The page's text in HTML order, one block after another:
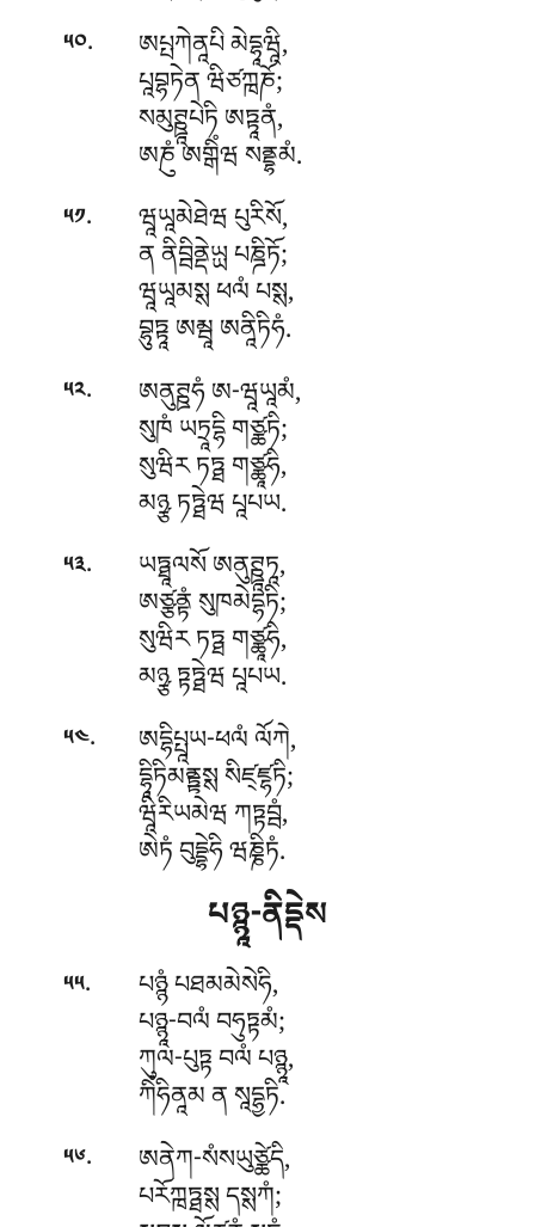
༥༠. ཨཔྤཀེནཱཔིམེདྷཱཝཱི,
པཱབྷཏེན ཝིཙཀྑཎོ;
སམུཊྛཱཔེཏི ཨཏྟཱནཾ,
ཨཎུཾ ཨགྒིཾཝ སནྡྷམཾ.
༥༡. ཝཱཡཱམེཐེཝཔུརིསོ,
ན ནིབྦིནྡེཡྻ པཎྜིཏོ;
ཝཱཡཱམསྶ ཕལཾ པསྶ,
བྷུཏྟཱ ཨམྦཱ ཨནཱིཏིཧཾ.
༥༢. ཨནུཊྛཧཾཨ-ཝཱཡཱམཾ,
སུཁཾ ཡཏྲཱདྷི གཙྪཏི;
སུཝིར ཏཏྠ གཙྪཱཧི,
མཉྩ ཏཏྠེཝ པཱཔཡ.
༥༣. ཡཏྠཱལསོཨནུཊྛཱཏཱ,
ཨཙྩནྟཾ སུཁམེདྷཏི;
སུཝིར ཏཏྠ གཙྪཱཧི,
མཉྩ ཏྟཏྠེཝ པཱཔཡ.
༥༤. ཨདྷིཔྤཱཡ-ཕལཾལོཀེ,
དྷཱིཏིམནྟྟསྶ སིཛ྄ཛྷཏི;
ཝཱིརིཡམེཝ ཀཏྟབྦཾ,
ཨེཏཾ བུདྡྷེཧི ཝཎྞིཏཾ.
པཉྙཱ-ནིདྡེས
༥༥. པཉྙཾཔཐམམེསེཧི,
པཉྙཱ-བལཾ བཧུཏྟམཾ;
ཀུལ-པུཏྟ བལཾ པཉྙཱ,
ཀིཾཧིནཱམ ན སཱདྷྱཏི.
༥༦. ཨནེཀ-སཾསཡུཙྪེདི,
པརོཀྑཏྠསྶ དསྶཀཾ;